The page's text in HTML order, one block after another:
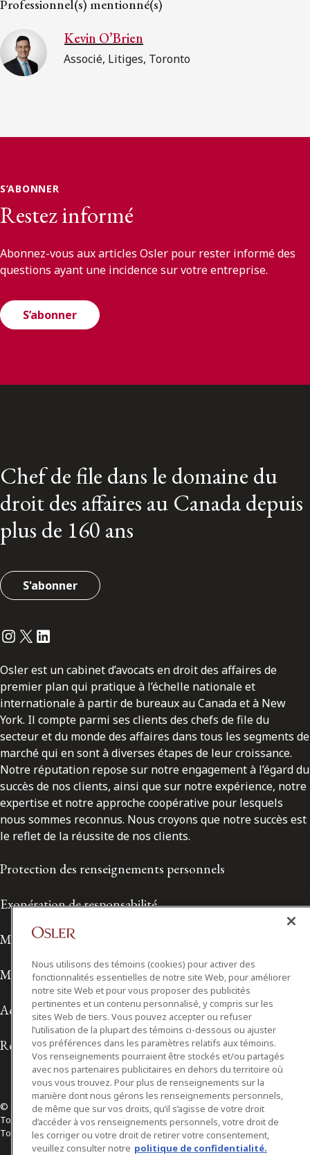
Professionnel(s) mentionné(s)
Kevin O’Brien
Associé, Litiges, Toronto
S’ABONNER
Restez informé
Abonnez-vous aux articles Osler pour rester informé des
questions ayant une incidence sur votre entreprise.
S’abonner
Chef de file dans le domaine du
droit des affaires au Canada depuis
plus de 160 ans
S'abonner
Instagram
Twitter
LinkedIn
Osler est un cabinet d’avocats en droit des affaires de
premier plan qui pratique à l’échelle nationale et
internationale à partir de bureaux au Canada et à New
York. Il compte parmi ses clients des chefs de file du
secteur et du monde des affaires dans tous les segments de
marché qui en sont à diverses étapes de leur croissance.
Notre réputation repose sur notre engagement à l’égard du
succès de nos clients, ainsi que sur notre expérience, notre
expertise et notre approche coopérative pour lesquels
nous sommes reconnus. Nous croyons que notre succès est
le reflet de la réussite de nos clients.
Protection des renseignements personnels
Exonération de responsabilité
Modalités de prestation de services
Modalités d'utilisation
Accessibilité
Relations avec les médias
© 2026 Osler, Hoskin & Harcourt S.E.N.C.R.L./s.r.l.
Tous droits réservés
Toronto | Montréal | Calgary | Vancouver | Ottawa | New York
Nous utilisons des témoins (cookies) pour activer des
fonctionnalités essentielles de notre site Web, pour améliorer
notre site Web et pour vous proposer des publicités
pertinentes et un contenu personnalisé, y compris sur les
sites Web de tiers. Vous pouvez accepter ou refuser
l’utilisation de la plupart des témoins ci-dessous ou ajuster
vos préférences dans les paramètres relatifs aux témoins.
Vos renseignements pourraient être stockés et/ou partagés
avec nos partenaires publicitaires en dehors du territoire où
vous vous trouvez. Pour plus de renseignements sur la
manière dont nous gérons les renseignements personnels,
de même que sur vos droits, qu’il s’agisse de votre droit
d’accéder à vos renseignements personnels, votre droit de
les corriger ou votre droit de retirer votre consentement,
veuillez consulter notre politique de confidentialité.